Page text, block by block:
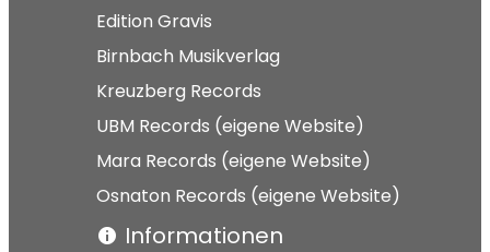
Edition Gravis
Birnbach Musikverlag
Kreuzberg Records
UBM Records (eigene Website)
Mara Records (eigene Website)
Osnaton Records (eigene Website)
Informationen